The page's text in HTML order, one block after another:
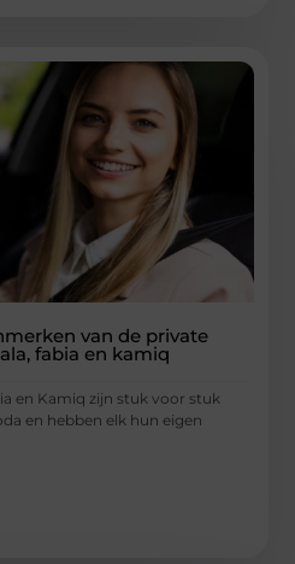
van de private
fabia en kamiq
en Kamiq zijn stuk voor stuk
en hebben elk hun eigen